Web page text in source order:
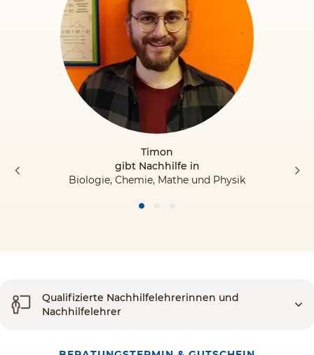
Timon
gibt Nachhilfe in
Biologie, Chemie, Mathe und Physik
Qualifizierte Nachhilfelehrerinnen und
Nachhilfelehrer